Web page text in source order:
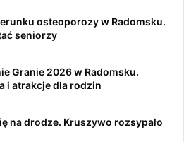
osteoporozy w Radomsku.
seniorzy
Granie 2026 w Radomsku.
i atrakcje dla rodzin
na drodze. Kruszywo rozsypało